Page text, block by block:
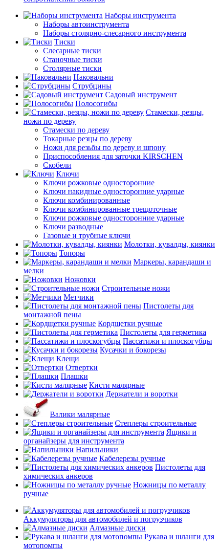
Наборы инструмента
Наборы автоинструмента
Наборы столярно-слесарного инструмента
Тиски
Слесарные тиски
Станочные тиски
Столярные тиски
Наковальни
Струбцины
Садовый инструмент
Полосогибы
Стамески, резцы,
ножи по дереву
Стамески по дереву
Токарные резцы по дереву
Ножи для резьбы по дереву и шпону
Приспособления для заточки KIRSCHEN
Скобели
Ключи
Ключи рожковые односторонние
Ключи накидные односторонние ударные
Ключи комбинированные
Ключи комбинированные трещоточные
Ключи рожковые односторонние ударные
Ключи разводные
Газовые и трубные ключи
Молотки, кувалды, киянки
Топоры
Маркеры, карандаши и
мелки
Ножовки
Строительные ножи
Метчики
Пистолеты для
монтажной пены
Кордщетки ручные
Пистолеты для герметика
Пассатижи и плоскогубцы
Кусачки и бокорезы
Клещи
Отвертки
Плашки
Кисти малярные
Держатели и воротки
Валики малярные
Степлеры строительные
Ящики и
органайзеры для инструмента
Напильники
Кабелерезы ручные
Пистолеты для
химических анкеров
Ножницы по металлу
ручные
Аккумуляторы для автомобилей и погрузчиков
Алмазные диски
Рукава и шланги для
мотопомпы